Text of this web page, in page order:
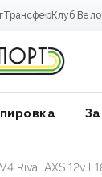
ТрансферКлуб
Rival AXS 12v